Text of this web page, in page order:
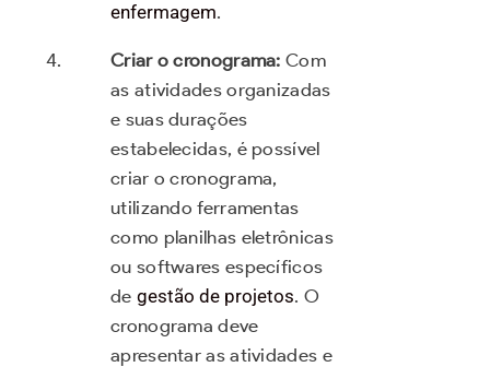
enfermagem.
Criar o cronograma: Com
as atividades organizadas
e suas durações
estabelecidas, é possível
criar o cronograma,
utilizando ferramentas
como planilhas eletrônicas
ou softwares específicos
de gestão de projetos. O
cronograma deve
apresentar as atividades e